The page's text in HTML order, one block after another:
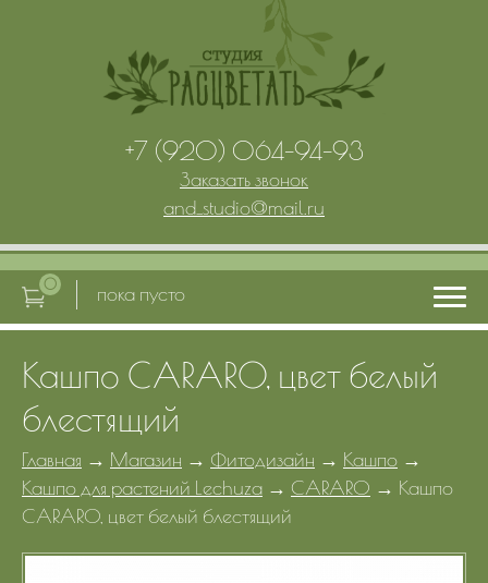
Кашпо CARARO, цвет белый
блестящий
Главная → Магазин → Фитодизайн → Кашпо →
Кашпо для растений Lechuza → CARARO → Кашпо
CARARO, цвет белый блестящий
+7 (920) 064-94-93
Заказать звонок
and_studio@mail.ru
0 пока пусто
Главная
Услуги
Портфолио